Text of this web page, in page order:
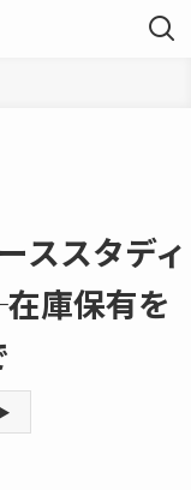
ススタディ
庫保有を